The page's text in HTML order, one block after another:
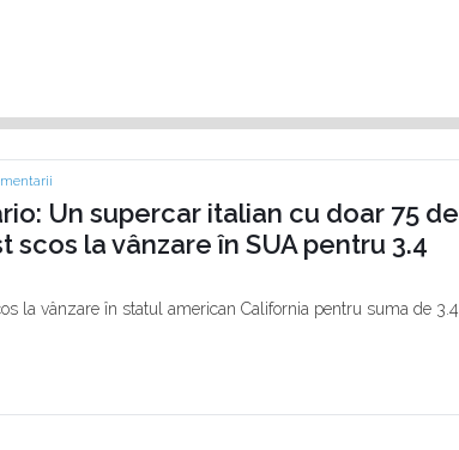
Un supercar italian cu doar 75 de
la vânzare în SUA pentru 3.4
la vânzare în statul american California pentru suma de 3.4